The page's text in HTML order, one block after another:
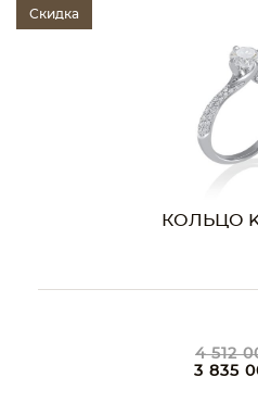
Скидка
КОЛЬЦО
4 512
3 835